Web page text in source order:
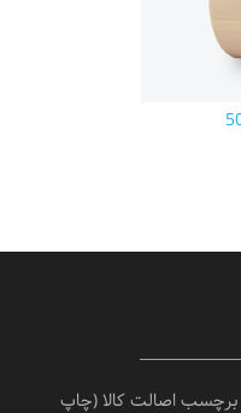
برچسب اصالت کالا (چاپ